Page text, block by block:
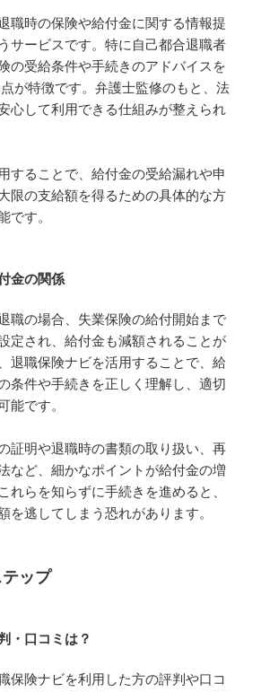
職時の保険や給付金に関する情報提
サービスです。特に自己都合退職者
の受給条件や手続きのアドバイスを
が特徴です。弁護士監修のもと、法
心して利用できる仕組みが整えられ
することで、給付金の受給漏れや申
限の支給額を得るための具体的な方
です。
金の関係
職の場合、失業保険の給付開始まで
定され、給付金も減額されることが
退職保険ナビを活用することで、給
条件や手続きを正しく理解し、適切
能です。
証明や退職時の書類の取り扱い、再
など、細かなポイントが給付金の増
れらを知らずに手続きを進めると、
を逃してしまう恐れがあります。
ップ
・口コミは？
保険ナビを利用した方の評判や口コ